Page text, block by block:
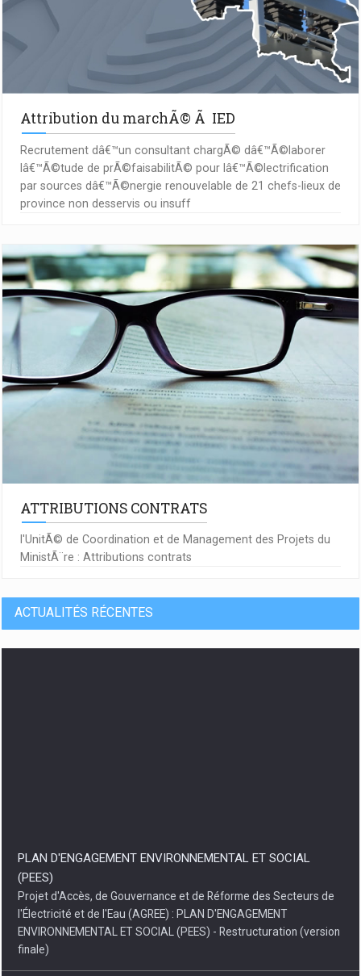
Attribution du marchÃ© Ã IED
Recrutement dâ€™un consultant chargÃ© dâ€™Ã©laborer
lâ€™Ã©tude de prÃ©faisabilitÃ© pour lâ€™Ã©lectrification
par sources dâ€™Ã©nergie renouvelable de 21 chefs-lieux de
province non desservis ou insuff
ATTRIBUTIONS CONTRATS
l'UnitÃ© de Coordination et de Management des Projets du
MinistÃ¨re : Attributions contrats
ACTUALITÉS RÉCENTES
PLAN D'ENGAGEMENT ENVIRONNEMENTAL ET SOCIAL
(PEES)
Projet d'Accès, de Gouvernance et de Réforme des Secteurs de
l'Électricité et de l'Eau (AGREE) : PLAN D'ENGAGEMENT
ENVIRONNEMENTAL ET SOCIAL (PEES) - Restructuration (version
finale)